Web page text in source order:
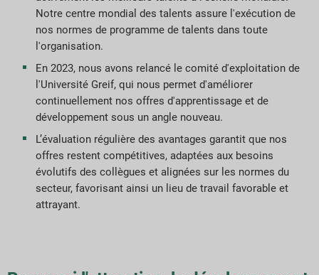
Indices de reporting ESG
Téléchargements de rapports
Notre centre mondial des talents assure l'exécution de
nos normes de programme de talents dans toute
l'organisation.
En 2023, nous avons relancé le comité d'exploitation de
l'Université Greif, qui nous permet d'améliorer
continuellement nos offres d'apprentissage et de
développement sous un angle nouveau.
L’évaluation régulière des avantages garantit que nos
offres restent compétitives, adaptées aux besoins
évolutifs des collègues et alignées sur les normes du
secteur, favorisant ainsi un lieu de travail favorable et
attrayant.